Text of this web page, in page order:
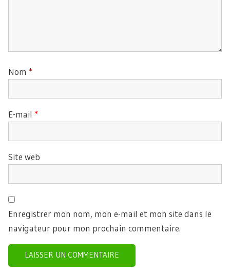
Nom *
E-mail *
Site web
Enregistrer mon nom, mon e-mail et mon site dans le
navigateur pour mon prochain commentaire.